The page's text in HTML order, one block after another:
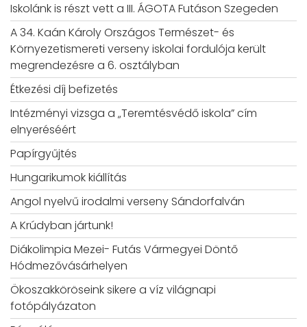
Iskolánk is részt vett a III. ÁGOTA Futáson Szegeden
A 34. Kaán Károly Országos Természet- és
Környezetismereti verseny iskolai fordulója került
megrendezésre a 6. osztályban
Étkezési díj befizetés
Intézményi vizsga a „Teremtésvédő iskola” cím
elnyeréséért
Papírgyűjtés
Hungarikumok kiállítás
Angol nyelvű irodalmi verseny Sándorfalván
A Krúdyban jártunk!
Diákolimpia Mezei- Futás Vármegyei Döntő
Hódmezővásárhelyen
Ökoszakköröseink sikere a víz világnapi
fotópályázaton